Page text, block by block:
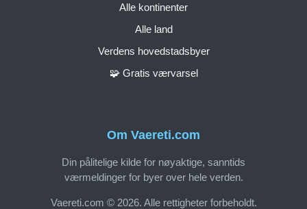
Om Vaereti.com
Din pålitelige kilde for nøyaktige, sanntids
værmeldinger for byer over hele verden.
Vaereti.com © 2026. Alle rettigheter forbeholdt.
Alle kontinenter
Alle land
Verdens hovedstadsbyer
🧩 Gratis værvarsel